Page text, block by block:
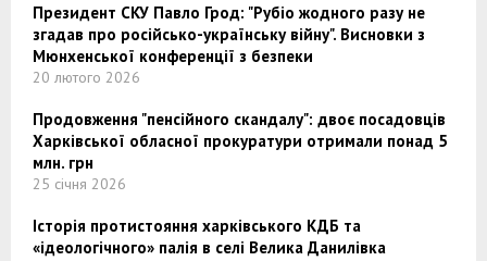
Президент СКУ Павло Грод: "Рубіо жодного разу не
згадав про російсько-українську війну". Висновки з
Мюнхенської конференції з безпеки
20 лютого 2026
Продовження "пенсійного скандалу": двоє посадовців
Харківської обласної прокуратури отримали понад 5
млн. грн
25 січня 2026
Історія протистояння харківського КДБ та
«ідеологічного» палія в селі Велика Данилівка